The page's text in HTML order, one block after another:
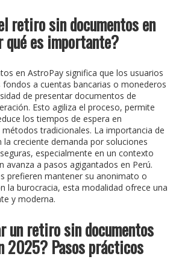
retiro sin documentos en
qué es importante?
en AstroPay significa que los usuarios
a cuentas bancarias o monederos
de presentar documentos de
Esto agiliza el proceso, permite
los tiempos de espera en
tradicionales. La importancia de
la creciente demanda por soluciones
especialmente en un contexto
avanza a pasos agigantados en Perú.
prefieren mantener su anonimato o
la burocracia, esta modalidad ofrece una
y moderna.
un retiro sin documentos
2025? Pasos prácticos